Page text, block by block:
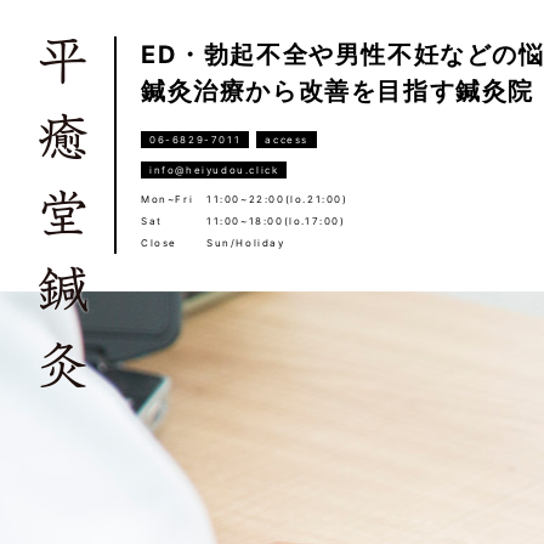
ED・勃起不全や男性不妊などの
鍼灸治療から改善を目指す鍼灸院
06-6829-7011 access
info@heiyudou.click
Mon~Fri
11:00~22:00(lo.21:00)
Sat
11:00~18:00(lo.17:00)
Close
Sun/Holiday